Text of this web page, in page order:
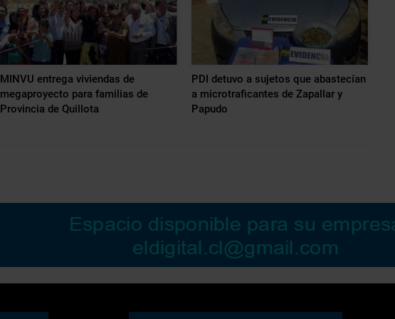
MINVU entrega viviendas de
megaproyecto para familias de
Provincia de Quillota
PDI detuvo a sujetos que abastecían
a microtraficantes de Zapallar y
Papudo